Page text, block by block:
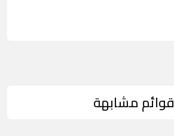
قوائم مشابهة